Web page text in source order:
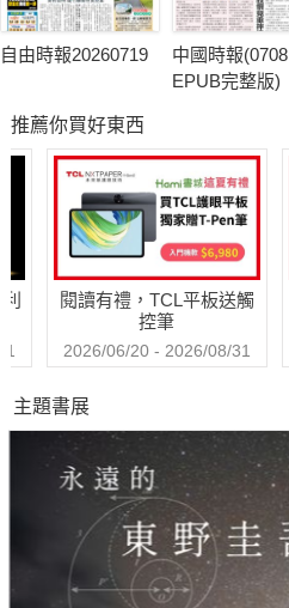
自由時報20260719
中國時報(0708
EPUB完整版)
推薦你買好東西
閱讀有禮，TCL平板送觸
控筆
2026/06/20 - 2026/08/31
主題書展